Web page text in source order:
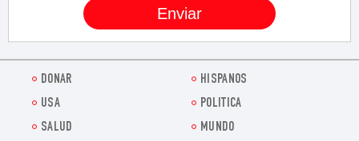
DONAR
HISPANOS
USA
POLITICA
SALUD
MUNDO